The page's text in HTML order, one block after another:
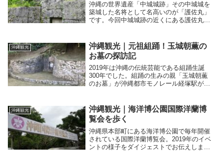
沖縄の世界遺産「中城城跡」その中城城を
築城した名将として名高いのが「護佐丸」
です。今回中城城跡の近くにある護佐丸の
有名です。中城城跡を訪ねる方は必見で
す。
沖縄観光
沖縄観光｜元祖組踊！玉城朝薫の
お墓の探訪記
2019年は沖縄の伝統芸能である組踊生誕
300年でした。組踊の生みの親「玉城朝薫
のお墓」が沖縄都市モノレール経塚駅が近
線美は芸術的な完成度で必見です。
沖縄観光
沖縄観光｜海洋博公園国際洋蘭博
覧会を歩く
沖縄県本部町にある海洋博公園で毎年開催
されている国際洋蘭博覧会。2019年のイベ
ントの様子をダイジェストでお伝えしま